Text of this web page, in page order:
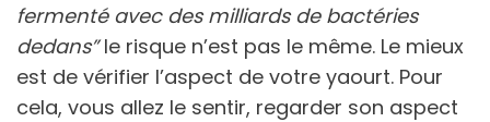
fermenté avec des milliards de bactéries
dedans”le risque n’est pas le même. Le mieux
est de vérifier l’aspect de votre yaourt. Pour
cela, vous allez le sentir, regarder son aspect